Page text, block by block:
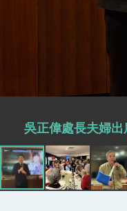
外交部長
成「臺美
卓揆：臺
利戰略地
外交部與
位實力，
外交部長
策略小組
民調顯示
「總合外
總統以「
年談話
吳正偉處長夫婦